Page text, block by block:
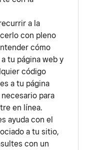
a la
con pleno
cómo
tu página web y
código
a tu página
para
en línea.
ayuda con el
a tu sitio,
con un